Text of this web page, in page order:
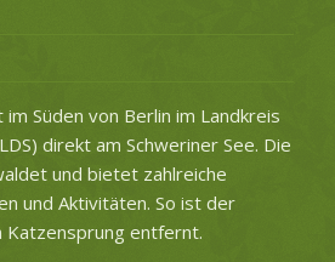
Süden von Berlin im Landkreis
direkt am Schweriner See. Die
und bietet zahlreiche
und Aktivitäten. So ist der
Katzensprung entfernt.